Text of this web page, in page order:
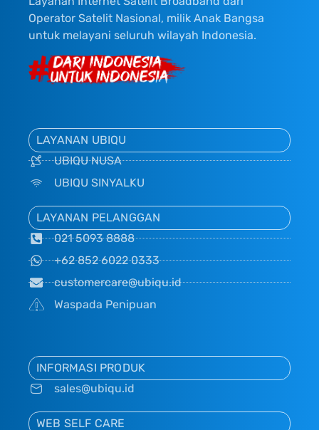
Operator Satelit Nasional, milik Anak Bangsa
untuk melayani seluruh wilayah Indonesia.
LAYANAN UBIQU
UBIQU NUSA
UBIQU SINYALKU
LAYANAN PELANGGAN
021 5093 8888
+62 852 6022 0333
customercare@ubiqu.id
Waspada Penipuan
INFORMASI PRODUK
sales@ubiqu.id
WEB SELF CARE